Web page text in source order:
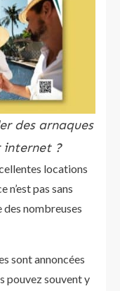
des arnaques
internet ?
locations
n’est pas sans
des nombreuses
sont annoncées
pouvez souvent y